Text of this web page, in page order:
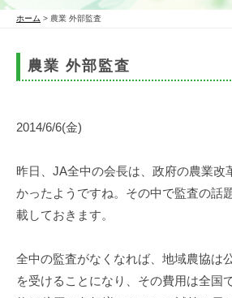
プ
理
佐
宏
事
務
所
ホーム > 農業 外部監査
農業 外部監査
2014/6/6(金)
昨日、JA全中の会長は、政府の農業改
かったようですね。その中で監査の話
載しておきます。
全中の監査がなくなれば、地域農協は
を受けることになり、その費用は全国